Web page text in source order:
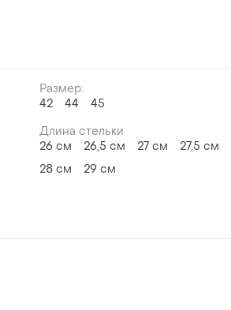
Размер:
42
44
45
Длина стельки
26 см
26,5 см 27 см
27,5 см
28 см
29 см